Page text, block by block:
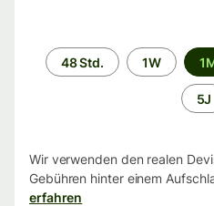
Zeitraum
48 Std. 1W
5J
Wir verwenden den realen
Gebühren hinter einem
erfahren